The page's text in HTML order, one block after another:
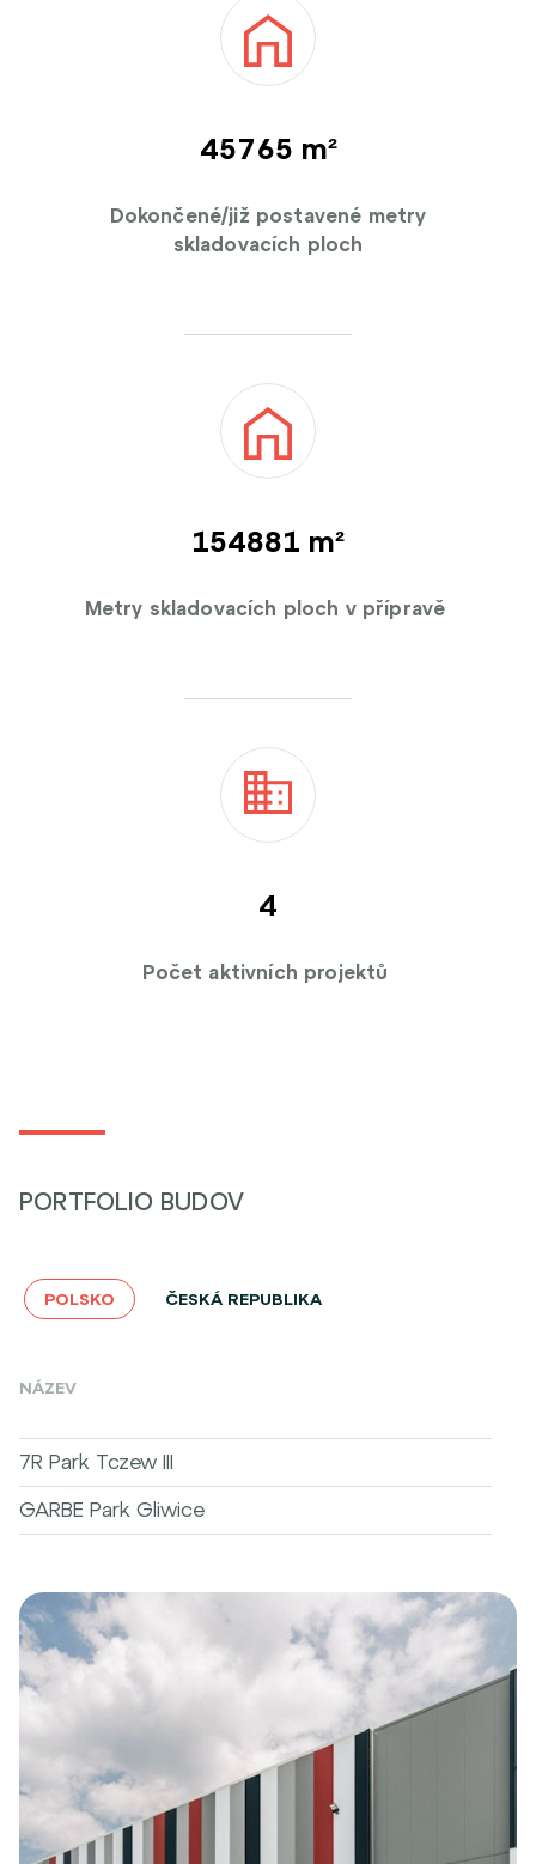
45800 m²
Dokončené/již postavené metry
skladovacích ploch
155000 m²
Metry skladovacích ploch v přípravě
4
Počet aktivních projektů
PORTFOLIO BUDOV
POLSKO ČESKÁ REPUBLIKA
NÁZEV
7R Park Tczew III
GARBE Park Gliwice